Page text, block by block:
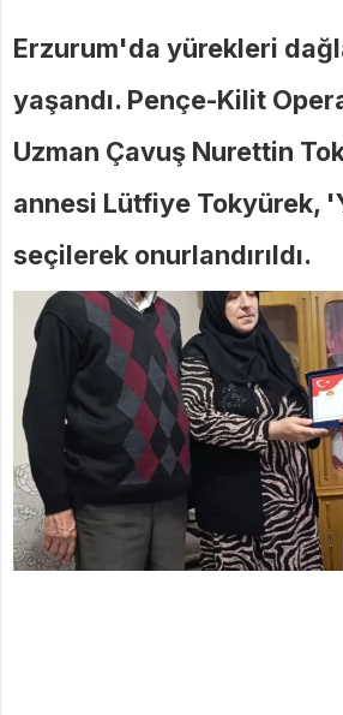
Erzurum'da yürekleri
yaşandı. Pençe-Kilit
Uzman Çavuş Nurettin
annesi Lütfiye Tokyürek,
seçilerek onurlandırıldı.